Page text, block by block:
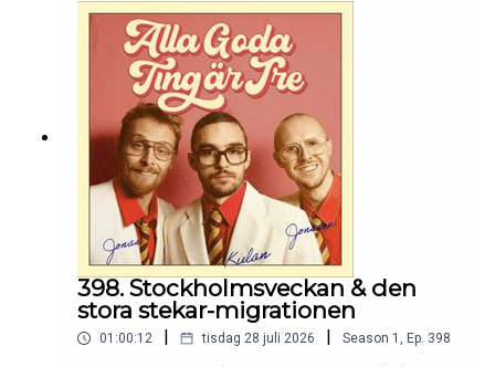
398. Stockholmsveckan & den
stora stekar-migrationen
01:00:12 tisdag 28 juli 2026 Season 1 , Ep. 398